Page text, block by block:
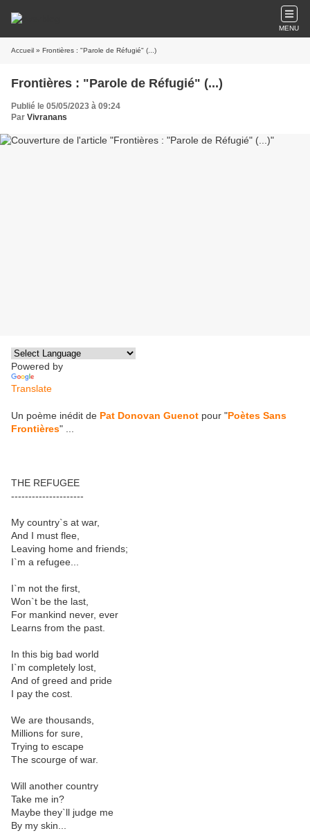
MENU
Accueil » Frontières : "Parole de Réfugié" (...)
Frontières : "Parole de Réfugié" (...)
Publié le 05/05/2023 à 09:24
Par Vivranans
Powered by
Translate
Un poème inédit de Pat Donovan Guenot pour "Poètes Sans
Frontières" ...
THE REFUGEE
---------------------
My country`s at war,
And I must flee,
Leaving home and friends;
I`m a refugee...
I`m not the first,
Won`t be the last,
For mankind never, ever
Learns from the past.
In this big bad world
I`m completely lost,
And of greed and pride
I pay the cost.
We are thousands,
Millions for sure,
Trying to escape
The scourge of war.
Will another country
Take me in?
Maybe they`ll judge me
By my skin...